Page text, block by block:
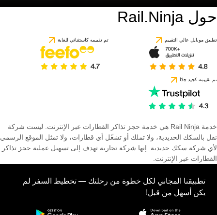
حول Rail.Ninja
تطبيق موبايل عالي التقييم تم تقييمه كاستثنائي للغاية
تم تقييمه كجيد جدًا
خدمة Rail Ninja هي خدمة حجز تذاكر القطارات عبر الإنترنت. ليست شركة
نقل بالسكك الحديدية، ولا تملك أو تشغّل أي قطارات، ولا تمثل الموقع الرسمي
لأي شركة سكك حديدية. إنها شركة تجارية تهدف إلى تسهيل عملية حجز تذاكر
القطارات عبر الإنترنت.
تطبيقنا المجاني لكل خطوة من رحلتك — تخطيط السفر لم
يكن أسهل من قبل!
استنادًا إلى 1 تقييمًا